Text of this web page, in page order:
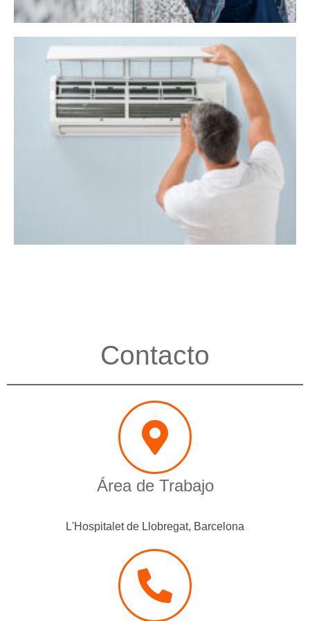
Contacto
Área de Trabajo
L'Hospitalet de Llobregat, Barcelona